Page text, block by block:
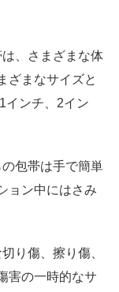
、さまざまな体
ざまなサイズと
インチ、2イン
包帯は手で簡単
ョン中にはさみ
り傷、擦り傷、
害の一時的なサ